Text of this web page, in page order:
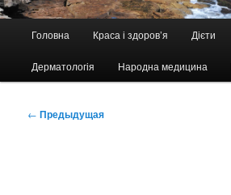
Головна Краса і здоров’я Дієти
Дерматологія Народна медицина
Навигация
← Предыдущая